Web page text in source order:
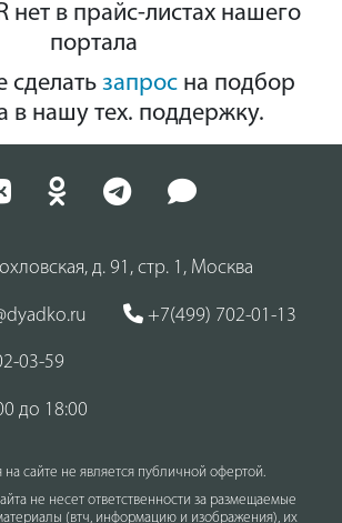
нет в прайс-листах нашего
портала
сделать запросна подбор
в нашу тех. поддержку.
д. 91, стр. 1, Москва
+7(499) 702-01-13
03-59
до 18:00
сайте не является публичной офертой.
не несет ответственности за размещаемые
(втч, информацию и изображения), их